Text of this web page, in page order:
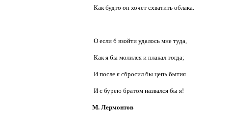
Как будто он хочет схватить облака.
О если б взойти удалось мне туда,
Как я бы молился и плакал тогда;
И после я сбросил бы цепь бытия
И с бурею братом назвался бы я!
М. Лермонтов